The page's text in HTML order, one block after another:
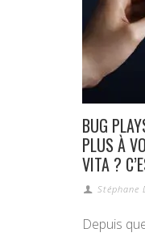
BUG
PLUS À
VITA ?
Stéphane
Depuis